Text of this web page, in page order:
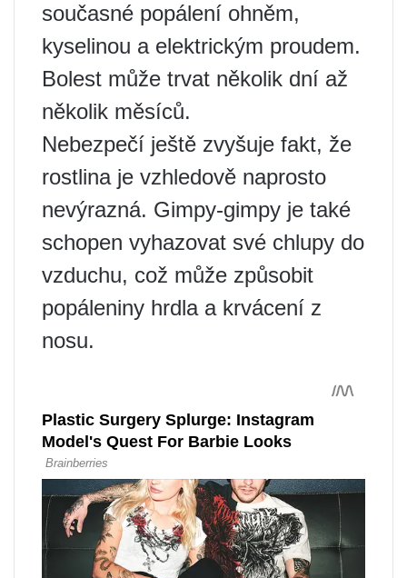
současné popálení ohněm,
kyselinou a elektrickým proudem.
Bolest může trvat několik dní až
několik měsíců.
Nebezpečí ještě zvyšuje fakt, že
rostlina je vzhledově naprosto
nevýrazná. Gimpy-gimpy je také
schopen vyhazovat své chlupy do
vzduchu, což může způsobit
popáleniny hrdla a krvácení z
nosu.